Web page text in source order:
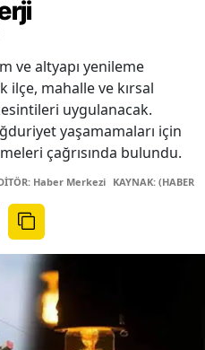
ve altyapı yenileme
ilçe, mahalle ve kırsal
uygulanacak.
yaşamamaları için
çağrısında bulundu.
Haber Merkezi KAYNAK: (HABER